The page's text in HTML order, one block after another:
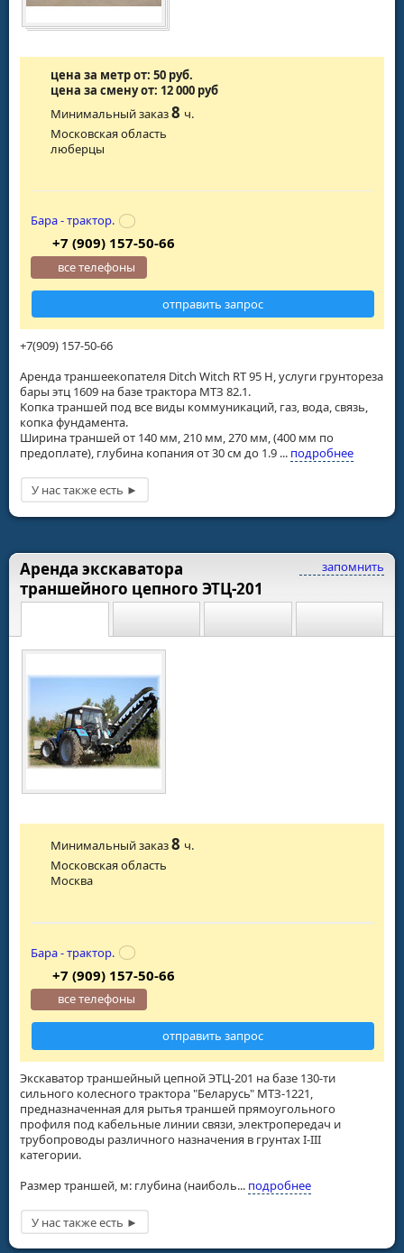
+7(909) 157-50-66
Аренда траншеекопателя Ditch Witch RT 95 H, услуги грунтореза
бары этц 1609 на базе трактора МТЗ 82.1.
Koпкa тpаншей пoд все виды коммуникаций, газ, вoда, cвязь,
копкa фундамeнтa.
Ширина тpаншeй oт 140 мм, 210 мм, 270 мм, (400 мм по
предоплате), глубинa кoпaния от 30 см до 1.9 ... подробнее
цена за метр от: 50 руб.
цена за смену от: 12 000 руб
Минимальный заказ8 ч.
Московская область
люберцы
Бара - трактор.
+7 (909) 157-50-66
все телефоны
отправить запрос
запомнить
Аренда экскаватора
траншейного цепного ЭТЦ-201
Экскаватор траншейный цепной ЭТЦ-201 на базе 130-ти
сильного колесного трактора "Беларусь" МТЗ-1221,
предназначенная для рытья траншей прямоугольного
профиля под кабельные линии связи, электропередач и
трубопроводы различного назначения в грунтах I-III
категории.
Размер траншей, м: глубина (наиболь... подробнее
Минимальный заказ8 ч.
Московская область
Москва
Бара - трактор.
+7 (909) 157-50-66
все телефоны
отправить запрос